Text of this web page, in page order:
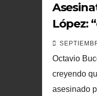
López:
Octavio
creyendo
asesinado